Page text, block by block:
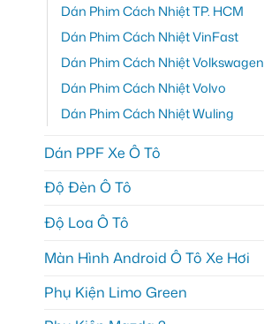
Dán Phim Cách Nhiệt TP. HCM
Dán Phim Cách Nhiệt VinFast
Dán Phim Cách Nhiệt Volkswagen
Dán Phim Cách Nhiệt Volvo
Dán Phim Cách Nhiệt Wuling
Dán PPF Xe Ô Tô
Độ Đèn Ô Tô
Độ Loa Ô Tô
Màn Hình Android Ô Tô Xe Hơi
Phụ Kiện Limo Green